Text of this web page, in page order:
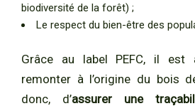
biodiversité de la forêt) ;
Le respect du bien-être des
Grâce au label PEFC, il est
remonter à l’origine du bois
donc, d’assurer une